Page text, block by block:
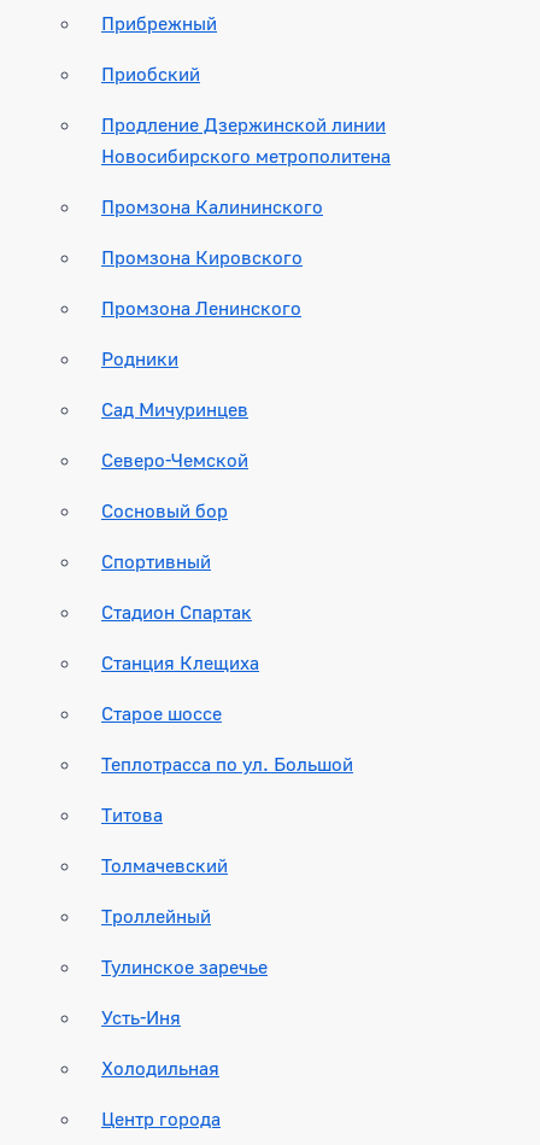
Прибрежный
Приобский
Продление Дзержинской линии
Новосибирского метрополитена
Промзона Калининского
Промзона Кировского
Промзона Ленинского
Родники
Сад Мичуринцев
Северо-Чемской
Сосновый бор
Спортивный
Стадион Спартак
Станция Клещиха
Старое шоссе
Теплотрасса по ул. Большой
Титова
Толмачевский
Троллейный
Тулинское заречье
Усть-Иня
Холодильная
Центр города